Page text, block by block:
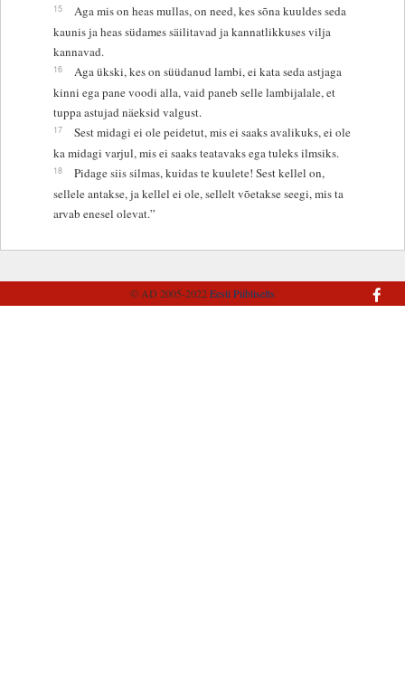
15
Aga mis on heas mullas, on need, kes sõna kuuldes seda
kaunis ja heas südames säilitavad ja kannatlikkuses vilja
kannavad.
16
Aga ükski, kes on süüdanud lambi, ei kata seda astjaga
kinni ega pane voodi alla, vaid paneb selle lambijalale, et
tuppa astujad näeksid valgust.
17
Sest midagi ei ole peidetut, mis ei saaks avalikuks, ei ole
ka midagi varjul, mis ei saaks teatavaks ega tuleks ilmsiks.
18
Pidage siis silmas, kuidas te kuulete! Sest kellel on,
sellele antakse, ja kellel ei ole, sellelt võetakse seegi, mis ta
arvab enesel olevat.”
© AD 2005-2022Eesti Piibliselts